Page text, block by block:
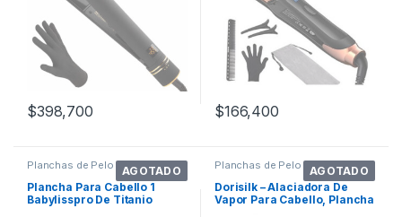
$398,700 $166,400
AGOTADO
Planchas de Pelo
Plancha Para Cabello 1
Babylisspro De Titanio
AGOTADO
Planchas de Pelo
Dorisilk – Alaciadora De
Vapor Para Cabello, Plancha